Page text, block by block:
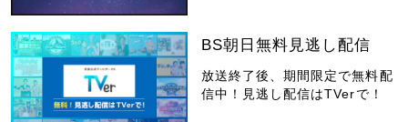
BS朝日無料見逃し配信
放送終了後、期間限定で無料配
信中！見逃し配信はTVerで！